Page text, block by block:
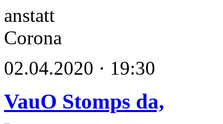
02.04.2020 · 19:30
VauO Stomps da,